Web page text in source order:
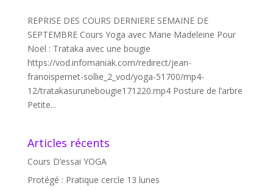
REPRISE DES COURS DERNIERE SEMAINE DE
SEPTEMBRE Cours Yoga avec Marie Madeleine Pour
Noël : Trataka avec une bougie
https://vod.infomaniak.com/redirect/jean-
franoispernet-sollie_2_vod/yoga-51700/mp4-
12/tratakasurunebougie171220.mp4 Posture de l’arbre
Petite...
Articles récents
Cours D’essai YOGA
Protégé : Pratique cercle 13 lunes